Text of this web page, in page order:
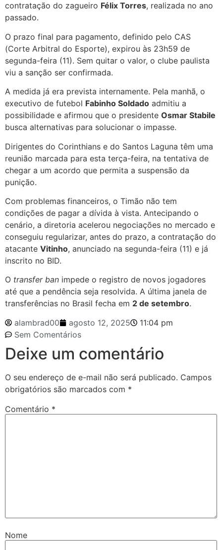
contratação do zagueiro Félix Torres, realizada no ano
passado.
O prazo final para pagamento, definido pelo CAS
(Corte Arbitral do Esporte), expirou às 23h59 de
segunda-feira (11). Sem quitar o valor, o clube paulista
viu a sanção ser confirmada.
A medida já era prevista internamente. Pela manhã, o
executivo de futebol Fabinho Soldado admitiu a
possibilidade e afirmou que o presidente Osmar Stabile
busca alternativas para solucionar o impasse.
Dirigentes do Corinthians e do Santos Laguna têm uma
reunião marcada para esta terça-feira, na tentativa de
chegar a um acordo que permita a suspensão da
punição.
Com problemas financeiros, o Timão não tem
condições de pagar a dívida à vista. Antecipando o
cenário, a diretoria acelerou negociações no mercado e
conseguiu regularizar, antes do prazo, a contratação do
atacante Vitinho, anunciado na segunda-feira (11) e já
inscrito no BID.
O transfer ban impede o registro de novos jogadores
até que a pendência seja resolvida. A última janela de
transferências no Brasil fecha em 2 de setembro.
alambrad00
agosto 12, 2025
11:04 pm
Sem Comentários
Deixe um comentário
O seu endereço de e-mail não será publicado. Campos
obrigatórios são marcados com *
Comentário *
Nome